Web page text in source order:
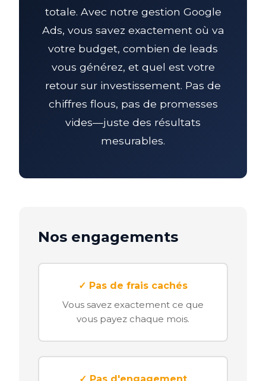
totale. Avec notre gestion Google
Ads, vous savez exactement où va
votre budget, combien de leads
vous générez, et quel est votre
retour sur investissement. Pas de
chiffres flous, pas de promesses
vides—juste des résultats
mesurables.
Nos engagements
✓ Pas de frais cachés
Vous savez exactement ce que
vous payez chaque mois.
✓ Pas d'engagement